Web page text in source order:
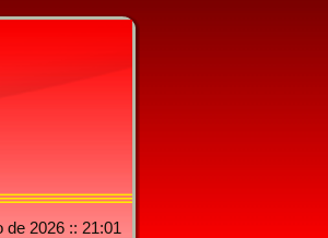
de 2026 :: 21:01